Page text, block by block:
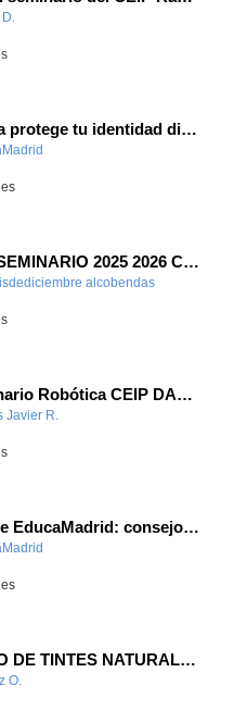
Tu contraseña protege tu identidad digital en EducaMadrid
SEMINARIO SEMINARIO 2025 2026 CODIGO ESCUELA 4.0. PENSAMIENTO COMPUTACIONAL, PROGRAMACION Y ROBOTICA. IMPLEMENTACIÓN NUEVA AREA.
alcobendas-
Trabajo seminario Robótica CEIP DAOIZ Y VELARDE
Javier R.
Contraseña de EducaMadrid: consejos de uso responsable
MUESTRARIO DE TINTES NATURALES
O.